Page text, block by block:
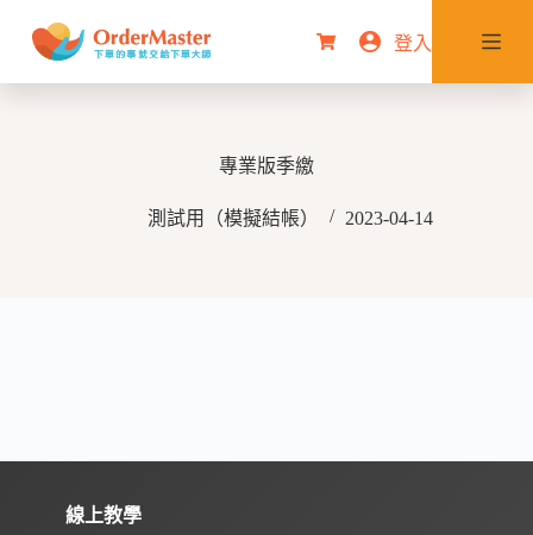
跳
至
主
購
物
登入
專業版季繳
測試用（模擬結帳） 2023-04-14
線上教學